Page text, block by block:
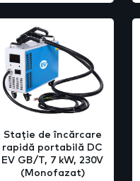
Stație de încărcare
rapidă portabilă DC
EV GB/T, 7 kW, 230V
(Monofazat)